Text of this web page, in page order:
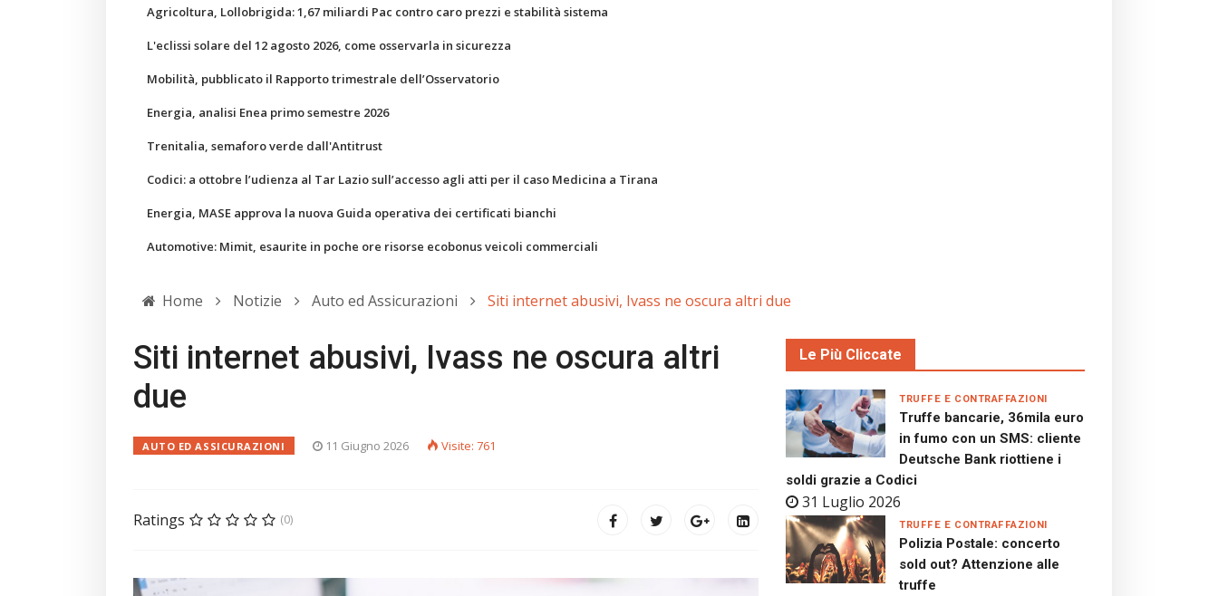
Agricoltura, Lollobrigida: 1,67 miliardi Pac contro caro prezzi e stabilità sistema
L'eclissi solare del 12 agosto 2026, come osservarla in sicurezza
Mobilità, pubblicato il Rapporto trimestrale dell’Osservatorio
Energia, analisi Enea primo semestre 2026
Trenitalia, semaforo verde dall'Antitrust
Codici: a ottobre l’udienza al Tar Lazio sull’accesso agli atti per il caso Medicina a Tirana
Energia, MASE approva la nuova Guida operativa dei certificati bianchi
Automotive: Mimit, esaurite in poche ore risorse ecobonus veicoli commerciali
Home Notizie Auto ed Assicurazioni Siti internet abusivi, Ivass ne oscura altri due
Siti internet abusivi, Ivass ne oscura altri
due
AUTO ED ASSICURAZIONI 11 Giugno 2026 Visite: 761
Ratings (0)
Le Più Cliccate
Truffe bancarie, 36mila euro
in fumo con un SMS: cliente
Deutsche Bank riottiene i
soldi grazie a Codici
31 Luglio 2026
TRUFFE E CONTRAFFAZIONI
Polizia Postale: concerto
sold out? Attenzione alle
truffe
TRUFFE E CONTRAFFAZIONI